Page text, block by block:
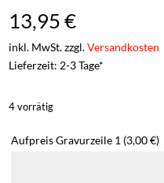
13,95€
inkl. MwSt. zzgl.Versandkosten
Lieferzeit: 2-3 Tage*
4 vorrätig
Aufpreis Gravurzeile 1 (3,00 €)